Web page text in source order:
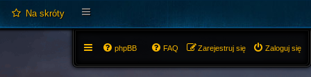
Na skróty
Zaloguj się
Zarejestruj się
FAQ
phpBB